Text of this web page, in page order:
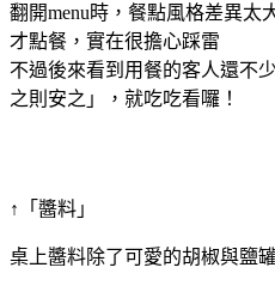
翻開menu時，餐點風格差異太
才點餐，實在很擔心踩雷
不過後來看到用餐的客人還不
之則安之」，就吃吃看囉！
↑「醬料」
桌上醬料除了可愛的胡椒與鹽